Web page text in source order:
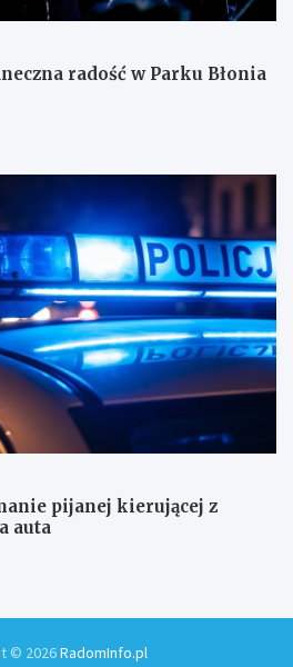
radość w Parku Błonia
pijanej kierującej z
auta
© 2026RadomInfo.pl